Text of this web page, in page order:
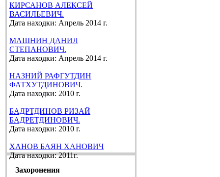
КИРСАНОВ АЛЕКСЕЙ
ВАСИЛЬЕВИЧ.
Дата находки: Апрель 2014 г.
МАШНИН ДАНИЛ
СТЕПАНОВИЧ.
Дата находки: Апрель 2014 г.
НАЗНИЙ РАФГУТДИН
ФАТХУТДИНОВИЧ.
Дата находки: 2010 г.
БАДРТДИНОВ РИЗАЙ
БАДРЕТДИНОВИЧ.
Дата находки: 2010 г.
ХАНОВ БАЯН ХАНОВИЧ
Дата находки: 2011г.
Захоронения